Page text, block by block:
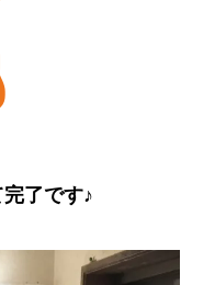
了です♪